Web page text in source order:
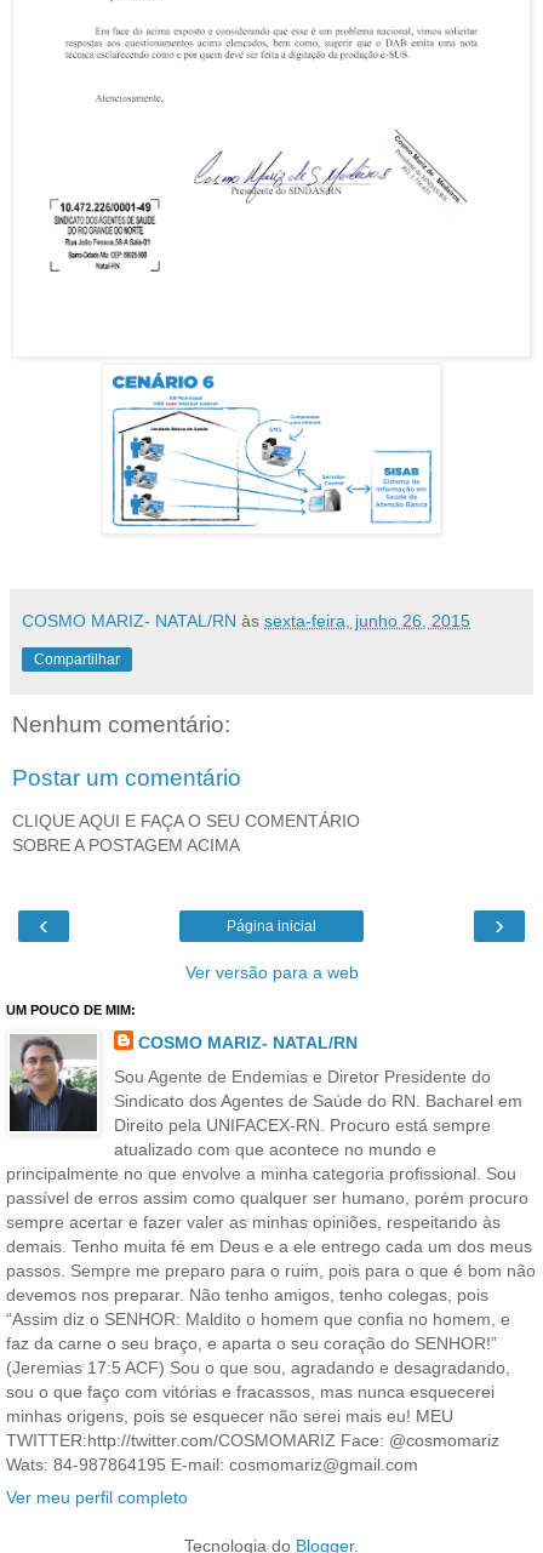
COSMO MARIZ- NATAL/RN às sexta-feira, junho 26, 2015
Compartilhar
Nenhum comentário:
Postar um comentário
CLIQUE AQUI E FAÇA O SEU COMENTÁRIO
SOBRE A POSTAGEM ACIMA
‹ ›
Página inicial
Ver versão para a web
UM POUCO DE MIM:
COSMO MARIZ- NATAL/RN
Sou Agente de Endemias e Diretor Presidente do
Sindicato dos Agentes de Saúde do RN. Bacharel em
Direito pela UNIFACEX-RN. Procuro está sempre
atualizado com que acontece no mundo e
principalmente no que envolve a minha categoria profissional. Sou
passível de erros assim como qualquer ser humano, porém procuro
sempre acertar e fazer valer as minhas opiniões, respeitando às
demais. Tenho muita fé em Deus e a ele entrego cada um dos meus
passos. Sempre me preparo para o ruim, pois para o que é bom não
devemos nos preparar. Não tenho amigos, tenho colegas, pois
“Assim diz o SENHOR: Maldito o homem que confia no homem, e
faz da carne o seu braço, e aparta o seu coração do SENHOR!”
(Jeremias 17:5 ACF) Sou o que sou, agradando e desagradando,
sou o que faço com vitórias e fracassos, mas nunca esquecerei
minhas origens, pois se esquecer não serei mais eu! MEU
TWITTER:http://twitter.com/COSMOMARIZ Face: @cosmomariz
Wats: 84-987864195 E-mail: cosmomariz@gmail.com
Ver meu perfil completo
Tecnologia do Blogger.